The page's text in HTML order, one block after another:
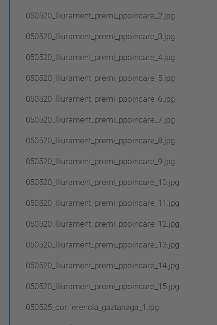
050520_lliurament_premi_ppoincare_2.jpg
050520_lliurament_premi_ppoincare_3.jpg
050520_lliurament_premi_ppoincare_4.jpg
050520_lliurament_premi_ppoincare_5.jpg
050520_lliurament_premi_ppoincare_6.jpg
050520_lliurament_premi_ppoincare_7.jpg
050520_lliurament_premi_ppoincare_8.jpg
050520_lliurament_premi_ppoincare_9.jpg
050520_lliurament_premi_ppoincare_10.jpg
050520_lliurament_premi_ppoincare_11.jpg
050520_lliurament_premi_ppoincare_12.jpg
050520_lliurament_premi_ppoincare_13.jpg
050520_lliurament_premi_ppoincare_14.jpg
050520_lliurament_premi_ppoincare_15.jpg
050525_conferencia_gaztanaga_1.jpg